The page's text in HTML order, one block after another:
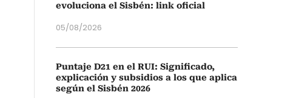
evoluciona el Sisbén: link oficial
05/08/2026
Puntaje D21 en el RUI: Significado,
explicación y subsidios a los que aplica
según el Sisbén 2026